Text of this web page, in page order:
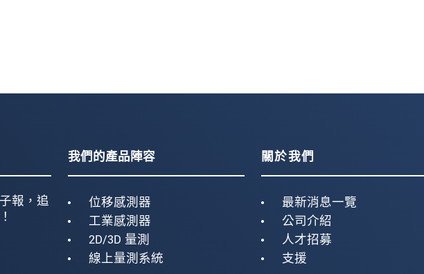
報，追
我們的產品陣容
位移感測器
工業感測器
2D/3D 量測
線上量測系統
關於我們
最新消息一覽
公司介紹
人才招募
支援